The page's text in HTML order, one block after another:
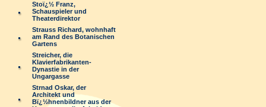
Stoï¿½ Franz,
Schauspieler und
Theaterdirektor
Strauss Richard, wohnhaft
am Rand des Botanischen
Gartens
Streicher, die
Klavierfabrikanten-
Dynastie in der
Ungargasse
Strnad Oskar, der
Architekt und
Bï¿½hnenbildner aus der